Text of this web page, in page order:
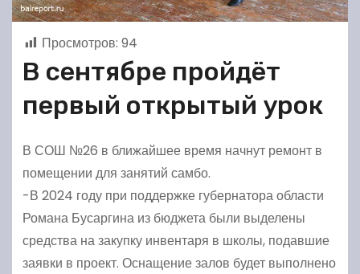
Просмотров: 94
В сентябре пройдёт
первый открытый урок
В СОШ №26 в ближайшее время начнут ремонт в
помещении для занятий самбо.
-В 2024 году при поддержке губернатора области
Романа Бусаргина из бюджета были выделены
средства на закупку инвентаря в школы, подавшие
заявки в проект. Оснащение залов будет выполнено